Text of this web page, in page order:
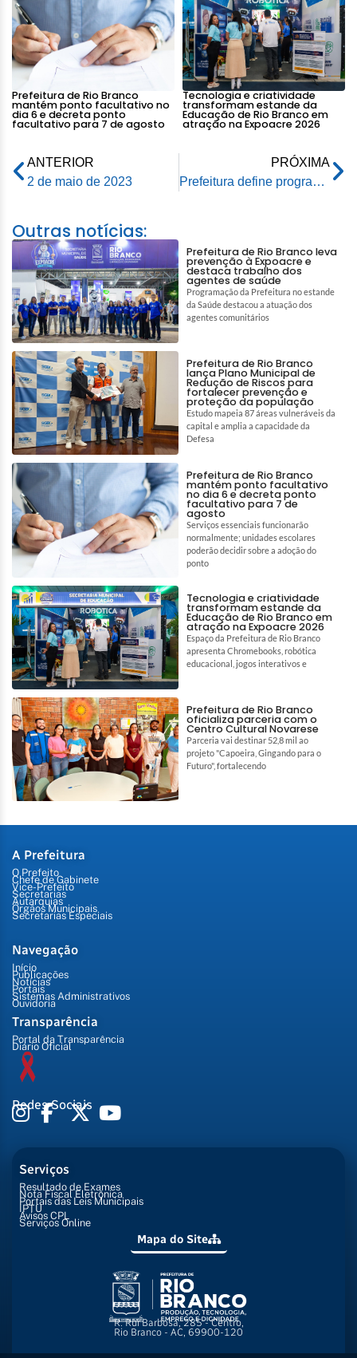
Prefeitura de Rio Branco
mantém ponto facultativo no
dia 6 e decreta ponto
facultativo para 7 de agosto
Tecnologia e criatividade
transformam estande da
Educação de Rio Branco em
atração na Expoacre 2026
ANTERIOR
2 de maio de 2023
PRÓXIMA
Prefeitura define programação para o Maio Amarelo
Outras notícias:
Prefeitura de Rio Branco leva
prevenção à Expoacre e
destaca trabalho dos
agentes de saúde
Programação da Prefeitura no estande
da Saúde destacou a atuação dos
agentes comunitários
Prefeitura de Rio Branco
lança Plano Municipal de
Redução de Riscos para
fortalecer prevenção e
proteção da população
Estudo mapeia 87 áreas vulneráveis da
capital e amplia a capacidade da
Defesa
Prefeitura de Rio Branco
mantém ponto facultativo
no dia 6 e decreta ponto
facultativo para 7 de
agosto
Serviços essenciais funcionarão
normalmente; unidades escolares
poderão decidir sobre a adoção do
ponto
Tecnologia e criatividade
transformam estande da
Educação de Rio Branco em
atração na Expoacre 2026
Espaço da Prefeitura de Rio Branco
apresenta Chromebooks, robótica
educacional, jogos interativos e
Prefeitura de Rio Branco
oficializa parceria com o
Centro Cultural Novarese
Parceria vai destinar 52,8 mil ao
projeto "Capoeira, Gingando para o
Futuro", fortalecendo
A Prefeitura
O Prefeito
Chefe de Gabinete
Vice-Prefeito
Secretarias
Autarquias
Órgãos Municipais
Secretarias Especiais
Navegação
Início
Publicações
Notícias
Portais
Sistemas Administrativos
Ouvidoria
Transparência
Portal da Transparência
Diário Oficial
Redes Sociais
Serviços
Resultado de Exames
Nota Fiscal Eletrônica
Portais das Leis Municipais
IPTU
Avisos CPL
Serviços Online
Mapa do Site
R. Rui Barbosa, 285 - Centro,
Rio Branco - AC, 69900-120